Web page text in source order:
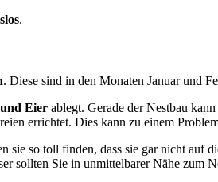
.
. Diese sind in den Monaten Januar und
Eier ablegt. Gerade der Nestbau
errichtet. Dies kann zu einem
sie so toll finden, dass sie gar nicht auf
sollten Sie in unmittelbarer Nähe zum